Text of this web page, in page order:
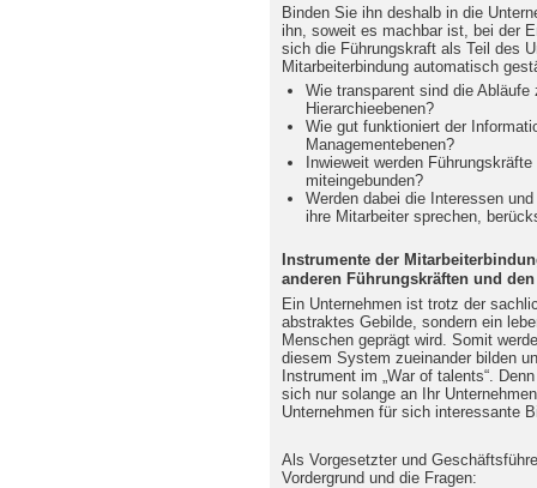
Binden Sie ihn deshalb in die
ihn, soweit es machbar ist, bei der
sich die Führungskraft als Teil des
Mitarbeiterbindung automatisch
Wie transparent sind die
Hierarchieebenen?
Wie gut funktioniert der
Managementebenen?
Inwieweit werden
miteingebunden?
Werden dabei die Interessen
ihre Mitarbeiter sprechen,
Instrumente der
anderen Führungskräften und
Ein Unternehmen ist trotz der
abstraktes Gebilde, sondern ein
Menschen geprägt wird. Somit
diesem System zueinander bilden
Instrument im „War of talents“.
sich nur solange an Ihr
Unternehmen für sich interessante
Als Vorgesetzter und
Vordergrund und die Fragen: